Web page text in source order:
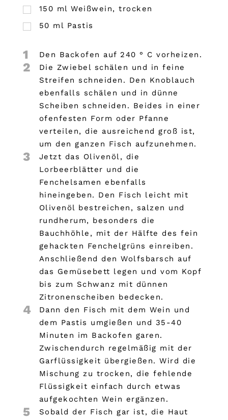
150 ml Weißwein, trocken
50 ml Pastis
1 Den Backofen auf 240 ° C vorheizen.
2
Die Zwiebel schälen und in feine
Streifen schneiden. Den Knoblauch
ebenfalls schälen und in dünne
Scheiben schneiden. Beides in einer
ofenfesten Form oder Pfanne
verteilen, die ausreichend groß ist,
um den ganzen Fisch aufzunehmen.
3
Jetzt das Olivenöl, die
Lorbeerblätter und die
Fenchelsamen ebenfalls
hineingeben. Den Fisch leicht mit
Olivenöl bestreichen, salzen und
rundherum, besonders die
Bauchhöhle, mit der Hälfte des fein
gehackten Fenchelgrüns einreiben.
Anschließend den Wolfsbarsch auf
das Gemüsebett legen und vom Kopf
bis zum Schwanz mit dünnen
Zitronenscheiben bedecken.
4
Dann den Fisch mit dem Wein und
dem Pastis umgießen und 35-40
Minuten im Backofen garen.
Zwischendurch regelmäßig mit der
Garflüssigkeit übergießen. Wird die
Mischung zu trocken, die fehlende
Flüssigkeit einfach durch etwas
aufgekochten Wein ergänzen.
5
Sobald der Fisch gar ist, die Haut